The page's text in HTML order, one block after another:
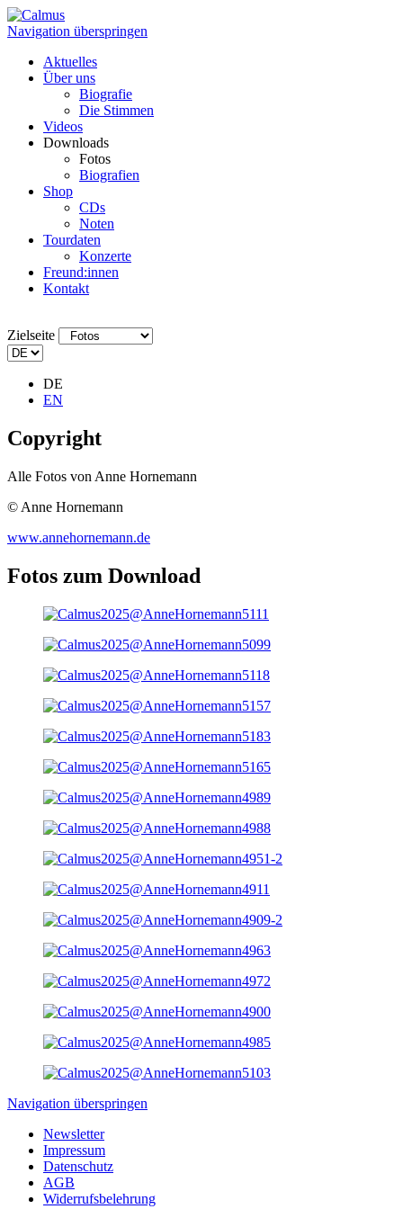
Navigation überspringen
Aktuelles
Über uns
Biografie
Die Stimmen
Videos
Downloads
Fotos
Biografien
Shop
CDs
Noten
Tourdaten
Konzerte
Freund:innen
Kontakt
Zielseite
DE
EN
Copyright
Alle Fotos von Anne Hornemann
© Anne Hornemann
www.annehornemann.de
Fotos zum Download
Navigation überspringen
Newsletter
Impressum
Datenschutz
AGB
Widerrufsbelehrung